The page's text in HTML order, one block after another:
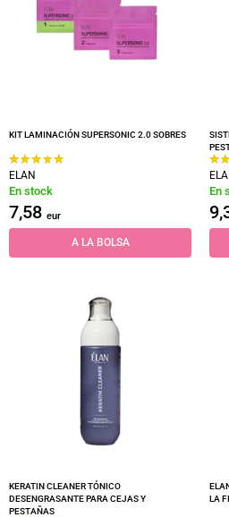
KIT LAMINACIÓN SUPERSONIC 2.0 SOBRES
ELAN
En stock
7,58 eur
A LA BOLSA
En
KERATIN CLEANER TÓNICO
DESENGRASANTE PARA CEJAS Y
PESTAÑAS
LA